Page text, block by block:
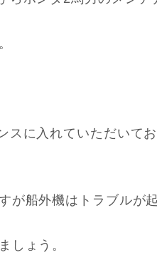
スに入れていただいて
が船外機はトラブルが
しょう。